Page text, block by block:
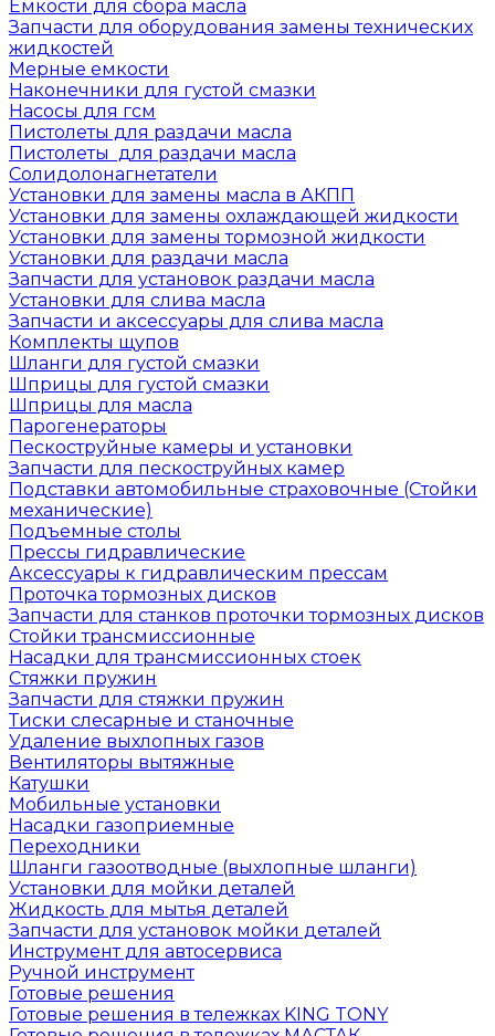
Емкости для сбора масла
Запчасти для оборудования замены технических
жидкостей
Мерные емкости
Наконечники для густой смазки
Насосы для гсм
Пистолеты для раздачи масла
Пистолеты для раздачи масла
Солидолонагнетатели
Установки для замены масла в АКПП
Установки для замены охлаждающей жидкости
Установки для замены тормозной жидкости
Установки для раздачи масла
Запчасти для установок раздачи масла
Установки для слива масла
Запчасти и аксессуары для слива масла
Комплекты щупов
Шланги для густой смазки
Шприцы для густой смазки
Шприцы для масла
Парогенераторы
Пескоструйные камеры и установки
Запчасти для пескоструйных камер
Подставки автомобильные страховочные (Стойки
механические)
Подъемные столы
Прессы гидравлические
Аксессуары к гидравлическим прессам
Проточка тормозных дисков
Запчасти для станков проточки тормозных дисков
Стойки трансмиссионные
Насадки для трансмиссионных стоек
Стяжки пружин
Запчасти для стяжки пружин
Тиски слесарные и станочные
Удаление выхлопных газов
Вентиляторы вытяжные
Катушки
Мобильные установки
Насадки газоприемные
Переходники
Шланги газоотводные (выхлопные шланги)
Установки для мойки деталей
Жидкость для мытья деталей
Запчасти для установок мойки деталей
Инструмент для автосервиса
Ручной инструмент
Готовые решения
Готовые решения в тележках KING TONY